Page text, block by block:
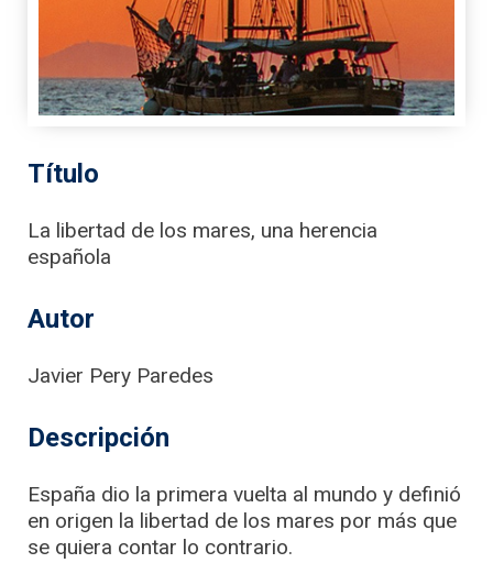
Título
La libertad de los mares, una herencia
española
Autor
Javier Pery Paredes
Descripción
España dio la primera vuelta al mundo y definió
en origen la libertad de los mares por más que
se quiera contar lo contrario.